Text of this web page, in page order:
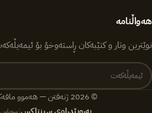
هەواڵنامە
نوێترین وتار و کتێبەکان ڕاستەوخۆ بۆ
© 2026 ژنەفتن — هەموو مافەکان پارێزراون
سوپاس